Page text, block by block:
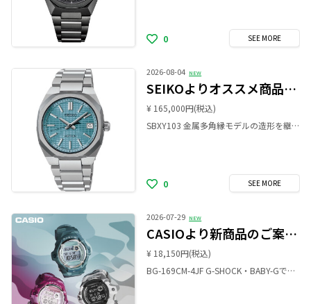
0 SEE MORE
2026-08-04 NEW
SEIKOよりオススメ商品のご案内です！
¥ 165,000円(税込)
SBXY103 金属多角縁モデルの造形を継承し、より小型化/薄型化を実現したコンパクトサイズモデルが登場! エッジの効いた多角形状のチタン製ベゼル、ソリッドなケース造形、ケース/バンド一体型の先進的なフォルムが特徴。 ダイヤルには、多面カットを施したインデックスと三面カットの時分針、緻密なクリスタルボックスパターンを採用することで、コンパクトサイズならではの高級感のあるダイヤルデザインを実現しています。 是非お手に取ってみて下さい。 ご来店を心よりお待ちしております。
0 SEE MORE
2026-07-29 NEW
CASIOより新商品のご案内です！
¥ 18,150円(税込)
BG-169CM-4JF G-SHOCK・BABY-Gでもこれまで数多くのモデルを輩出してきた柄をフィーチャーしたモデルです。 カモフラージュ柄の中にさりげなくGマークを隠し込み、遊び心を添えました。 是非お手に取ってみて下さい。 ご来店を心よりお待ちしております。